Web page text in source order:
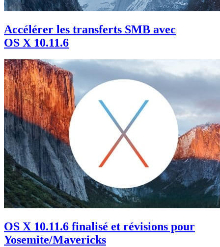
Accélérer les transferts SMB avec
OS X 10.11.6
OS X 10.11.6 finalisé et révisions pour
Yosemite/Mavericks